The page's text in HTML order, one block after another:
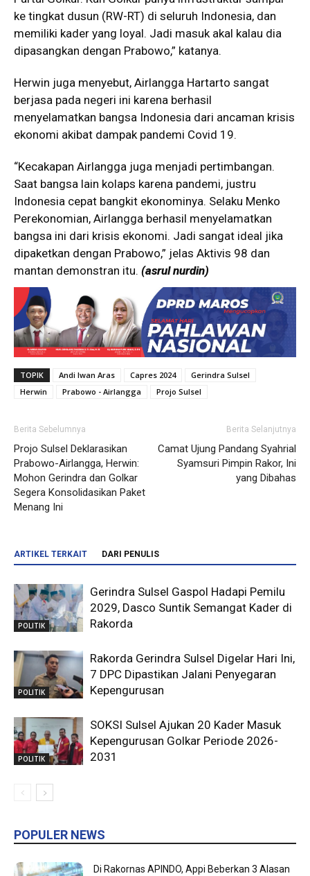
ke tingkat dusun (RW-RT) di seluruh Indonesia, dan
memiliki kader yang loyal. Jadi masuk akal kalau dia
dipasangkan dengan Prabowo,” katanya.
Herwin juga menyebut, Airlangga Hartarto sangat
berjasa pada negeri ini karena berhasil
menyelamatkan bangsa Indonesia dari ancaman krisis
ekonomi akibat dampak pandemi Covid 19.
“Kecakapan Airlangga juga menjadi pertimbangan.
Saat bangsa lain kolaps karena pandemi, justru
Indonesia cepat bangkit ekonominya. Selaku Menko
Perekonomian, Airlangga berhasil menyelamatkan
bangsa ini dari krisis ekonomi. Jadi sangat ideal jika
dipaketkan dengan Prabowo,” jelas Aktivis 98 dan
mantan demonstran itu. (asrul nurdin)
TOPIK Andi Iwan Aras Capres 2024
Gerindra Sulsel
Herwin
Prabowo - Airlangga Projo Sulsel
Berita Sebelumnya
Projo Sulsel Deklarasikan
Prabowo-Airlangga, Herwin:
Mohon Gerindra dan Golkar
Segera Konsolidasikan Paket
Menang Ini
Berita Selanjutnya
Camat Ujung Pandang Syahrial
Syamsuri Pimpin Rakor, Ini
yang Dibahas
ARTIKEL TERKAIT DARI PENULIS
POLITIK
Gerindra Sulsel Gaspol Hadapi Pemilu
2029, Dasco Suntik Semangat Kader di
Rakorda
POLITIK
Rakorda Gerindra Sulsel Digelar Hari Ini,
7 DPC Dipastikan Jalani Penyegaran
Kepengurusan
POLITIK
SOKSI Sulsel Ajukan 20 Kader Masuk
Kepengurusan Golkar Periode 2026-
2031
POPULER NEWS
Di Rakornas APINDO, Appi Beberkan 3 Alasan